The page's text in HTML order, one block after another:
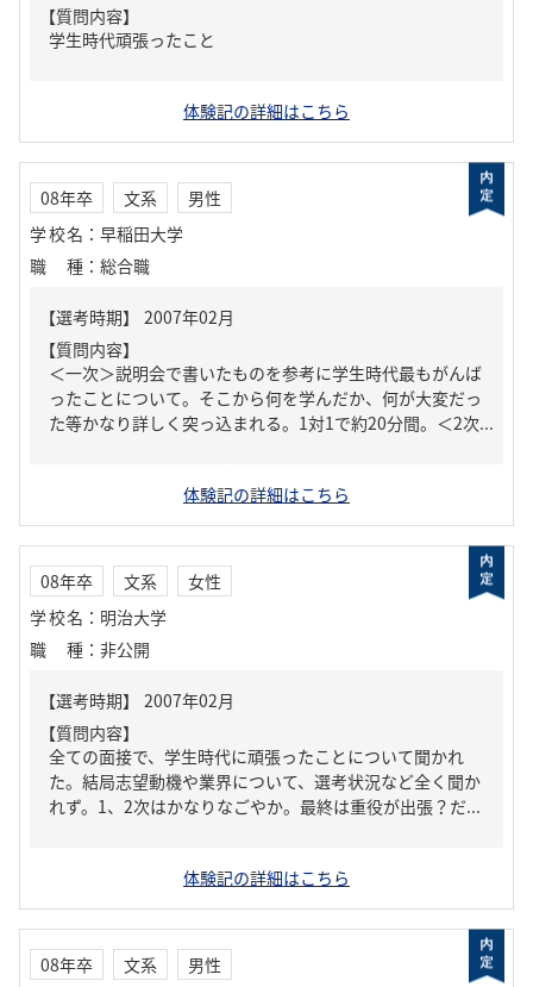
【質問内容】
学生時代頑張ったこと
体験記の詳細はこちら
08年卒 文系
男性
学校名 ： 早稲田大学
職種 ： 総合職
【質問内容】
＜一次＞説明会で書いたものを参考に学生時代最もがんば
ったことについて。そこから何を学んだか、何が大変だっ
た等かなり詳しく突っ込まれる。1対1で約20分間。＜2次...
体験記の詳細はこちら
08年卒 文系
女性
学校名 ： 明治大学
職種 ： 非公開
【質問内容】
全ての面接で、学生時代に頑張ったことについて聞かれ
た。結局志望動機や業界について、選考状況など全く聞か
れず。1、2次はかなりなごやか。最終は重役が出張？だ...
体験記の詳細はこちら
08年卒 文系
男性